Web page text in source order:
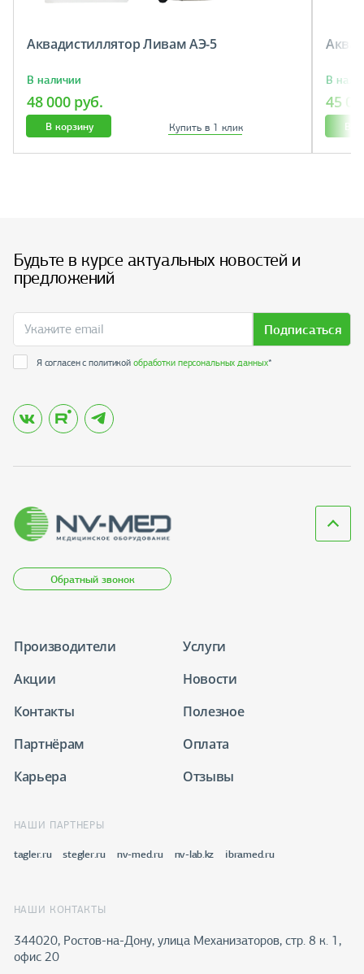
Аквадистиллятор Ливам АЭ-5
В наличии
48 000 руб.
В корзину Купить в 1 клик
В
45
В
Будьте в курсе актуальных новостей и
предложений
Подписаться
Я согласен с политикойобработки персональных данных*
Обратный звонок
Производители
Услуги
Акции
Новости
Контакты
Полезное
Партнёрам
Оплата
Карьера
Отзывы
НАШИ ПАРТНЕРЫ
tagler.ru stegler.ru nv-med.ru nv-lab.kz ibramed.ru
НАШИ КОНТАКТЫ
344020, Ростов-на-Дону​, улица Механизаторов, стр. 8 к. 1,
офис 20